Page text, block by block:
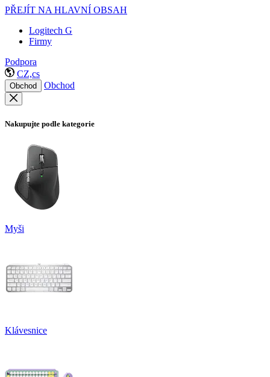
PŘEJÍT NA HLAVNÍ OBSAH
Logitech G
Firmy
Podpora
CZ,cs
Obchod Obchod
Nakupujte podle kategorie
Myši
Klávesnice